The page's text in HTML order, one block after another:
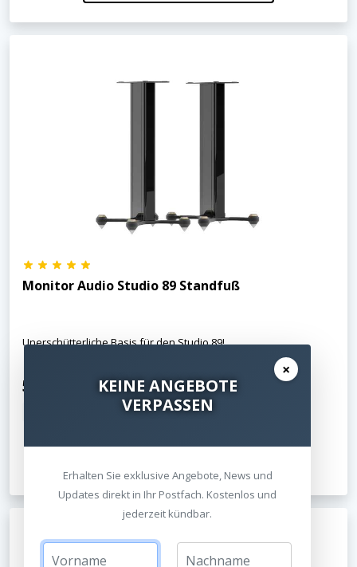
Monitor Audio Studio 89 Standfuß
Unerschütterliche Basis für den Studio 89!
598,00 €
Kostenloser Versand
×
KEINE ANGEBOTE
VERPASSEN
Erhalten Sie exklusive Angebote, News und
Updates direkt in Ihr Postfach. Kostenlos und
jederzeit kündbar.